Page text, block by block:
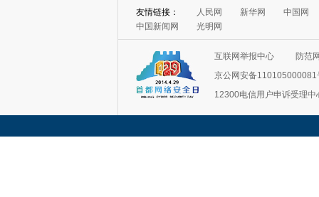
友情链接： 人民网 新华网
中国网
中国新闻网
光明网
互联网举报中心
防范
京公网安备110105000081
12300电信用户申诉受理中